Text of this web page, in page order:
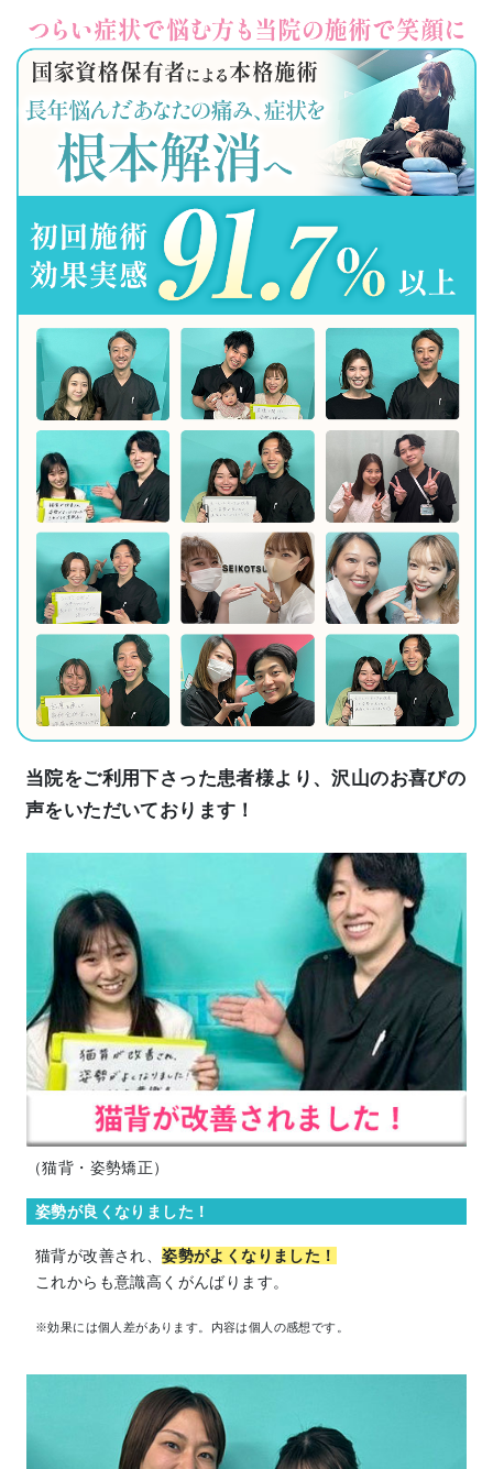
当院をご利用下さった患者様より、沢山のお喜びの
声をいただいております！
（猫背・姿勢矯正）
姿勢が良くなりました！
猫背が改善され、姿勢がよくなりました！
これからも意識高くがんばります。
※効果には個人差があります。内容は個人の感想です。